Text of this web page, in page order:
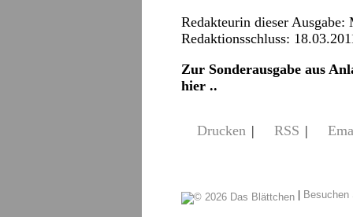
Redakteurin dieser
Redaktionsschluss:
Zur Sonderausgabe aus
hier ..
Drucken | RSS |
|